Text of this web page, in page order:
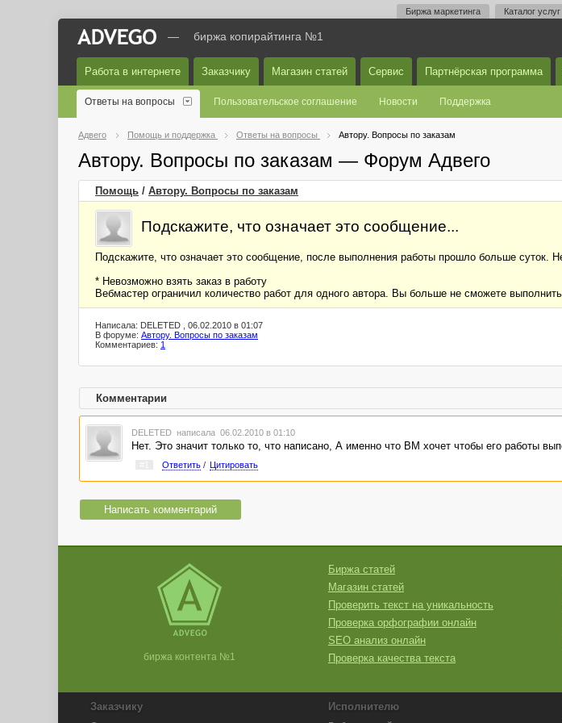
Биржа маркетинга Каталог услуг
— биржа копирайтинга №1
Работа в интернете Заказчику Магазин статей Сервис Партнёрская программа
Ответы на вопросы Пользовательское соглашение Новости Поддержка
Адвего Помощь и поддержка Ответы на вопросы Автору. Вопросы по заказам
Автору. Вопросы по заказам — Форум Адвего
Помощь / Автору. Вопросы по заказам
Подскажите, что означает это сообщение...
Подскажите, что означает это сообщение, после выполнения работы прошло больше суток.
* Невозможно взять заказ в работу
Вебмастер ограничил количество работ для одного автора. Вы больше не сможете
Написала: DELETED , 06.02.2010 в 01:07
В форуме: Автору. Вопросы по заказам
Комментариев: 1
Комментарии
DELETED написала 06.02.2010 в 01:10
Нет. Это значит только то, что написано, А именно что ВМ хочет чтобы его работы
Ответить/ Цитировать
Написать комментарий
биржа контента №1
Биржа статей
Магазин статей
Проверить текст на уникальность
Проверка орфографии онлайн
SEO анализ онлайн
Проверка качества текста
Заказчику Исполнителю